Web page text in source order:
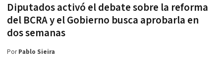
Diputados activó el debate sobre la reforma
del BCRA y el Gobierno busca aprobarla en
dos semanas
PorPablo Sieira